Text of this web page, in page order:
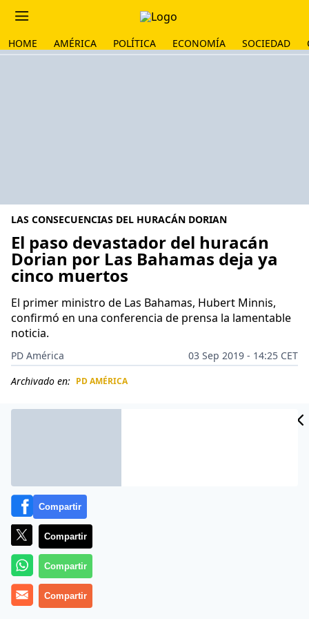
HOME AMÉRICA POLÍTICA ECONOMÍA SOCIEDAD
LAS CONSECUENCIAS DEL HURACÁN DORIAN
El paso devastador del huracán
Dorian por Las Bahamas deja ya
cinco muertos
El primer ministro de Las Bahamas, Hubert Minnis,
confirmó en una conferencia de prensa la lamentable
noticia.
PD América
03 Sep 2019 - 14:25 CET
Archivado en: PD AMÉRICA
Más información
Compartir
Compartir
Compartir
Compartir